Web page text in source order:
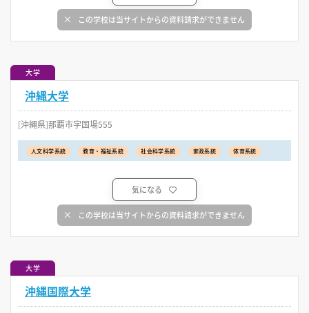
この学校は当サイトからの資料請求ができません
大学
沖縄大学
[沖縄県]那覇市字国場555
人文科学系統 教育・福祉系統 社会科学系統 家政系統 体育系統
気になる
この学校は当サイトからの資料請求ができません
大学
沖縄国際大学